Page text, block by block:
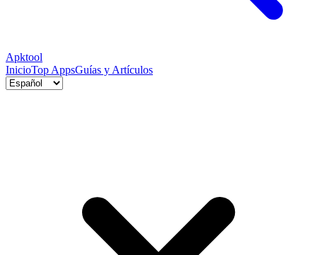
Apktool
InicioTop AppsGuías y Artículos